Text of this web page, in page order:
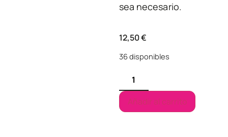
sea necesario.
12,50€
36 disponibles
Añadir al carrito